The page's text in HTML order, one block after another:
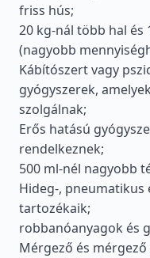
friss hús;
20 kg-nál több hal
(nagyobb
Kábítószert vagy
gyógyszerek,
szolgálnak;
Erős hatású
rendelkeznek;
500 ml-nél nagyobb
Hideg-, pneumatikus
tartozékaik;
robbanóanyagok és
Mérgező és mérgező